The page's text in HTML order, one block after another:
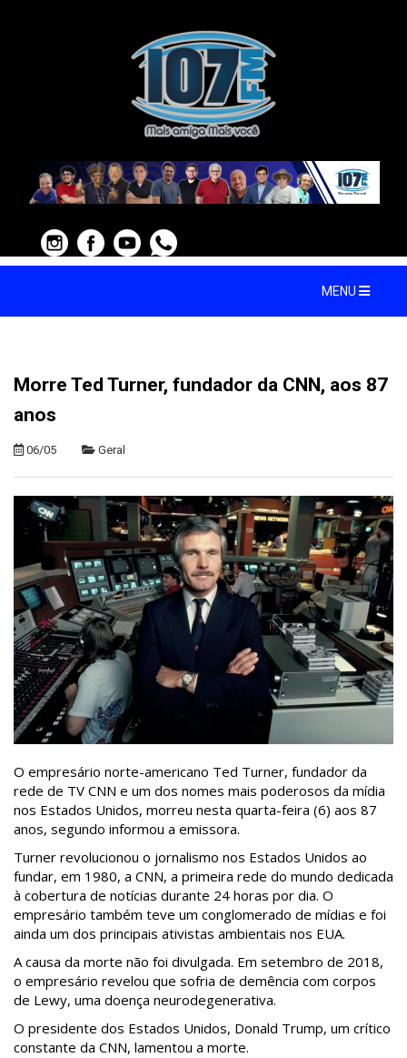
MENU
Morre Ted Turner, fundador da CNN, aos 87
anos
06/05 Geral
O empresário norte-americano Ted Turner, fundador da
rede de TV CNN e um dos nomes mais poderosos da mídia
nos Estados Unidos, morreu nesta quarta-feira (6) aos 87
anos, segundo informou a emissora.
Turner revolucionou o jornalismo nos Estados Unidos ao
fundar, em 1980, a CNN, a primeira rede do mundo dedicada
à cobertura de notícias durante 24 horas por dia. O
empresário também teve um conglomerado de mídias e foi
ainda um dos principais ativistas ambientais nos EUA.
A causa da morte não foi divulgada. Em setembro de 2018,
o empresário revelou que sofria de demência com corpos
de Lewy, uma doença neurodegenerativa.
O presidente dos Estados Unidos, Donald Trump, um crítico
constante da CNN, lamentou a morte.